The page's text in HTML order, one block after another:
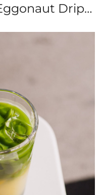
MHW-3BOMBER Eggonaut Dripper